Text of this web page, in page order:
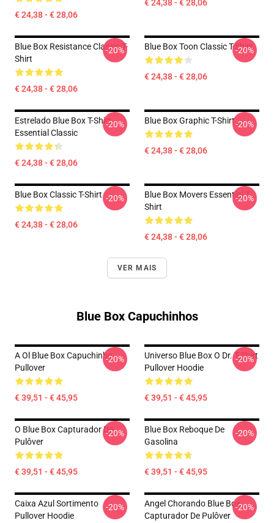
€ 24,38 - € 28,06
€ 24,38 - € 28,06
Blue Box Resistance Classic T-
Shirt
€ 24,38 - € 28,06
-20% Blue Box Toon Classic T-Shirt
€ 24,38 - € 28,06
-20%
Estrelado Blue Box T-Shirt
Essential Classic
€ 24,38 - € 28,06
-20% Blue Box Graphic T-Shirt
€ 24,38 - € 28,06
-20%
Blue Box Classic T-Shirt
€ 24,38 - € 28,06
-20%
Blue Box Movers Essential T-
Shirt
€ 24,38 - € 28,06
-20%
VER MAIS
Blue Box Capuchinhos
A Ol Blue Box Capuchinho
Pullover
€ 39,51 - € 45,95
-20%
Universo Blue Box O Dr. T-Shirt
Pullover Hoodie
€ 39,51 - € 45,95
-20%
O Blue Box Capturador De
Pulôver
€ 39,51 - € 45,95
-20%
Blue Box Reboque De
Gasolina
€ 39,51 - € 45,95
-20%
Caixa Azul Sortimento
Pullover Hoodie
-20%
Angel Chorando Blue Box
Capturador De Pulôver
-20%